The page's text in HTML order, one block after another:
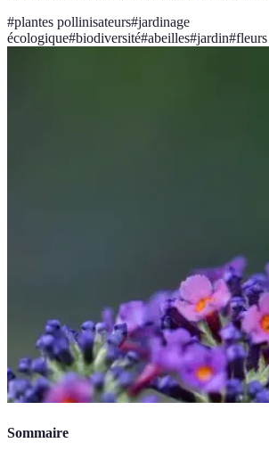
#plantes pollinisateurs#jardinage
écologique#biodiversité#abeilles#jardin#fleurs
Sommaire